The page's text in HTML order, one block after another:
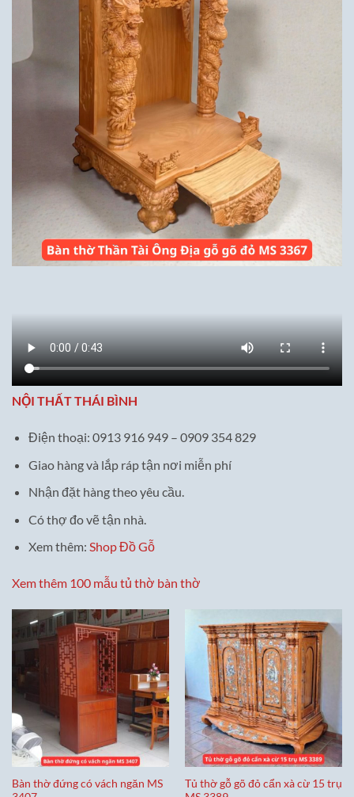
NỘI THẤT THÁI BÌNH
Điện thoại: 0913 916 949 – 0909 354 829
Giao hàng và lắp ráp tận nơi miễn phí
Nhận đặt hàng theo yêu cầu.
Có thợ đo vẽ tận nhà.
Xem thêm: Shop Đồ Gỗ
Xem thêm 100 mẫu tủ thờ bàn thờ
Bàn thờ đứng có vách ngăn MS
Tủ thờ gỗ gõ đỏ cẩn xà cừ 15 trụ